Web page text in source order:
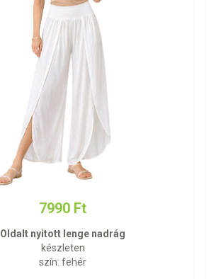
7990 Ft
Oldalt nyitott lenge nadrág
készleten
szín: fehér